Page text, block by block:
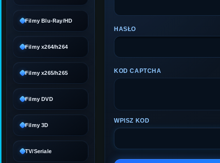
Filmy Blu-Ray/HD
Filmy x264/h264
Filmy x265/h265
Filmy DVD
Filmy 3D
TV/Seriale
HASŁO
KOD CAPTCHA
WPISZ KOD